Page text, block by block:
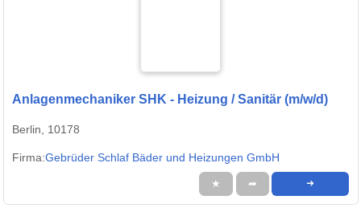
Anlagenmechaniker SHK - Heizung / Sanitär (m/w/d)
Berlin, 10178
Firma:Gebrüder Schlaf Bäder und Heizungen GmbH
★ ➦ ➜